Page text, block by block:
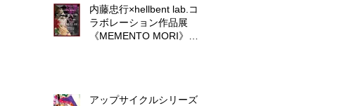
内藤忠行×hellbent lab.コ
ラボレーション作品展
《MEMENTO MORI》に
アップサイクルシリーズ